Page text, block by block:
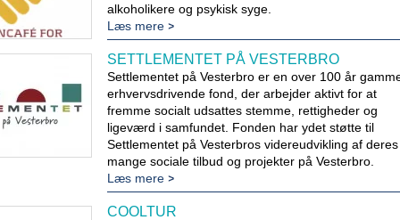
alkoholikere og psykisk syge.
Læs mere
SETTLEMENTET PÅ VESTERBRO
Settlementet på Vesterbro er en over 100 år
erhvervsdrivende fond, der arbejder aktivt for at
fremme socialt udsattes stemme, rettigheder og
ligeværd i samfundet. Fonden har ydet støtte til
Settlementet på Vesterbros videreudvikling af deres
mange sociale tilbud og projekter på Vesterbro.
Læs mere
COOLTUR